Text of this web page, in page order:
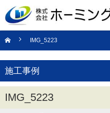
IMG_5223
施工事例
IMG_5223